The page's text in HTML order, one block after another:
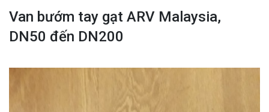
Van bướm tay gạt ARV Malaysia,
DN50 đến DN200